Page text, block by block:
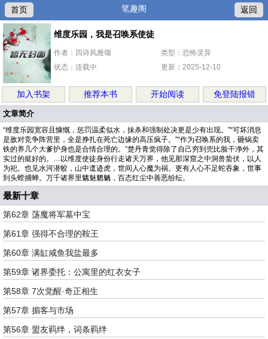
首页 笔趣阁 返回
维度乐园，我是召唤系使徒
作者：四诗风雅颂
类型：恐怖灵异
状态：连载中
更新：2025-12-10
加入书架 推荐本书 开始阅读 免登陆报错
文章简介
“维度乐园宽容且慷慨，惩罚温柔似水，抹杀和强制处决更是少有出现。”“可坏消息
是敌对竞争阵营里，全是挣扎在死亡边缘的高压疯子。”“作为召唤系的我，砸锅卖
铁的养几个大爹护身也是合情合理的。”楚丹青觉得除了自己穷到兜比脸干净外，其
实过的挺好的。…以维度使徒身份行走诸天万界，他见那深窟之中洞兽蛰伏，以人
为祀。也见水河潜蛟，山中邅迹虎，世间人心魔为祸。更有人心不足蛇吞象，世事
到头螳捕蝉。万千诸界里魑魅魍魉，百态红尘中善恶纷纭。
最新十章
第62章 荡魔将军墓中宝
第61章 强得不合理的鞍王
第60章 满缸咸鱼我盐最多
第59章 诸界委托：公寓里的红衣女子
第58章 7次觉醒·奇正相生
第57章 掮客与市场
第56章 盟友羁绊，词条羁绊